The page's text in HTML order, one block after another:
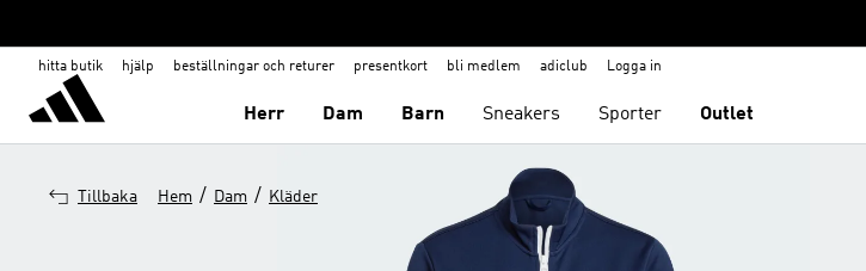
hitta butik hjälp beställningar och returer presentkort bli medlem adiclub Logga in
Herr Dam Barn Sneakers Sporter Outlet
Tillbaka Hem / Dam / Kläder